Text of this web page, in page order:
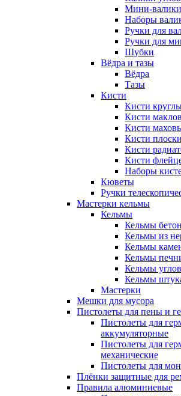
Мини-
Наборы
Ручки для
Ручки для
Шубки
Вёдра и тазы
Вёдра
Тазы
Кисти
Кисти
Кисти
Кисти
Кисти
Кисти
Кисти
Наборы
Кюветы
Ручки
Мастерки кельмы
Кельмы
Кельмы
Кельмы из
Кельмы
Кельмы
Кельмы
Кельмы
Мастерки
Мешки для мусора
Пистолеты для пены и
Пистолеты для
аккумуляторные
Пистолеты для
механические
Пистолеты для
Плёнки защитные для
Правила алюминиевые